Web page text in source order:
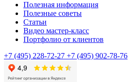
Полезная информация
Полезные советы
Статьи
Видео мастер-класс
Портфолио от клиентов
+7 (495) 228-72-27 +7 (495) 902-78-76